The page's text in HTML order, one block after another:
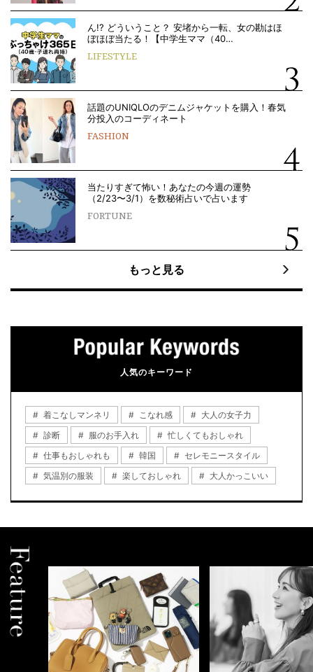
ん!? どういうこと？ 安堵から一転、女の勘はほ
ぼほぼ当たる！【中学生ママ（40…
LIFESTYLE
話題のUNIQLOのデニムジャケットを購入！春気
分投入のコーディネート
FASHION
当たりすぎて怖い！あなたの今週の運勢
（2/23〜3/1）を数秘術占いで占います
FORTUNE
もっと見る
人気のキーワード
着こなしマンネリ こなれ感
大人の女子力
診断
服のお手入れ
忙しくてもおしゃれ
仕事もおしゃれも
韓国
セレモニースタイル
気温別の服装
楽しておしゃれ 大人かっこいい